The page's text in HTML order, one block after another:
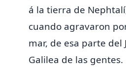
á la tierra de
cuando agravaron
mar, de esa parte del
Galilea de las gentes.